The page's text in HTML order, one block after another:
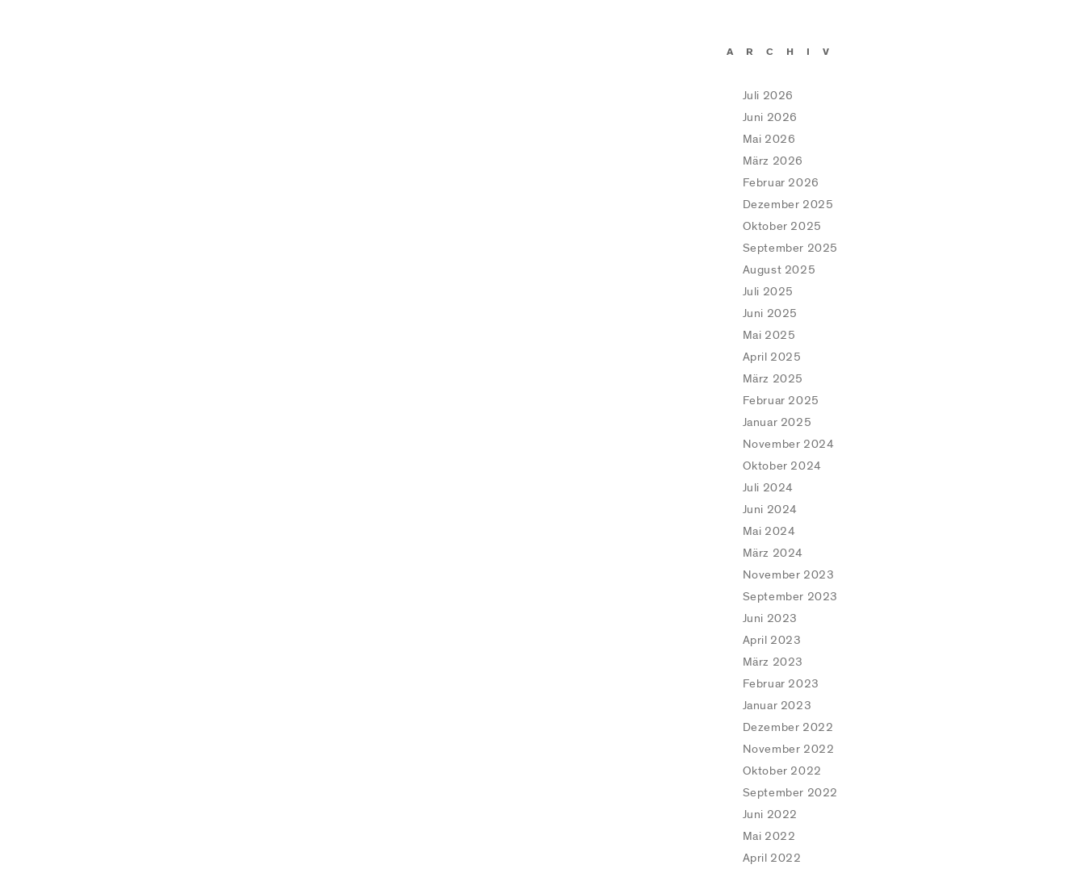
ARCHIV
Juli 2026
Juni 2026
Mai 2026
März 2026
Februar 2026
Dezember 2025
Oktober 2025
September 2025
August 2025
Juli 2025
Juni 2025
Mai 2025
April 2025
März 2025
Februar 2025
Januar 2025
November 2024
Oktober 2024
Juli 2024
Juni 2024
Mai 2024
März 2024
November 2023
September 2023
Juni 2023
April 2023
März 2023
Februar 2023
Januar 2023
Dezember 2022
November 2022
Oktober 2022
September 2022
Juni 2022
Mai 2022
April 2022